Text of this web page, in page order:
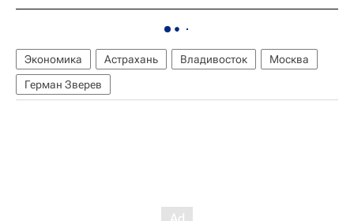
Экономика Астрахань Владивосток
Москва
Герман Зверев